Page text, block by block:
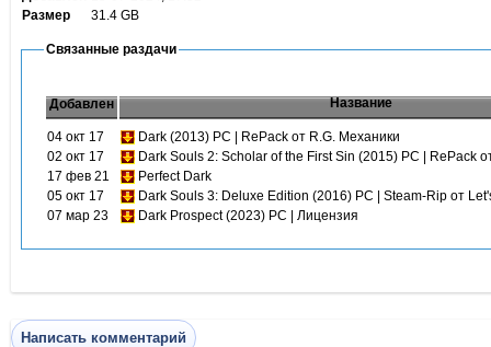
Размер
31.4 GB
Связанные раздачи
Добавлен Название
04 окт 17
Dark (2013) PC | RePack от R.G. Механики
02 окт 17
Dark Souls 2: Scholar of the First Sin (2015) PC | RePack
17 фев 21
Perfect Dark
05 окт 17
Dark Souls 3: Deluxe Edition (2016) PC | Steam-Rip от
07 мар 23
Dark Prospect (2023) PC | Лицензия
Написать комментарий